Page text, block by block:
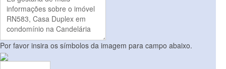
Por favor insira os símbolos da imagem para campo abaixo.